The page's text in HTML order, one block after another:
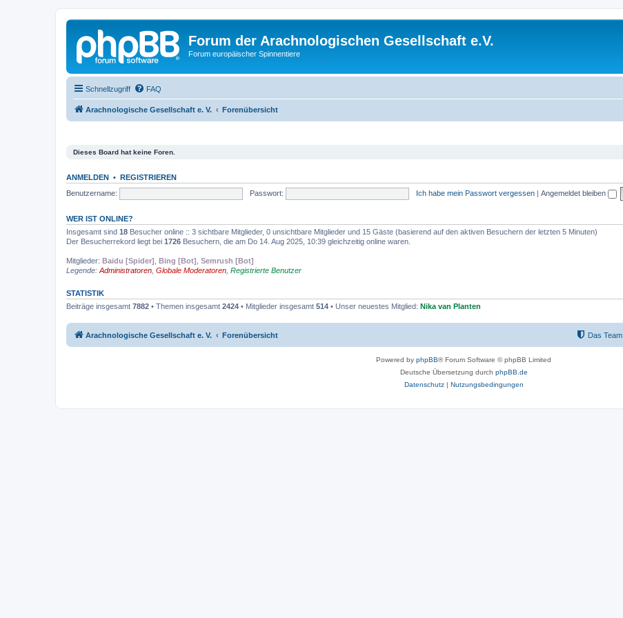
Forum der Arachnologischen Gesellschaft e.V.
Forum europäischer Spinnentiere
Schnellzugriff FAQ
Arachnologische Gesellschaft e. V. Forenübersicht
Dieses Board hat keine Foren.
ANMELDEN • REGISTRIEREN
Benutzername:
Passwort: Ich habe mein Passwort vergessen | Angemeldet bleiben
WER IST ONLINE?
Insgesamt sind 18 Besucher online :: 3 sichtbare Mitglieder, 0 unsichtbare Mitglieder und 15 Gäste (basierend auf den aktiven Besuchern der letzten 5 Minuten)
Der Besucherrekord liegt bei 1726 Besuchern, die am Do 14. Aug 2025, 10:39 gleichzeitig online waren.
Mitglieder: Baidu [Spider] Bing [Bot] Semrush [Bot]
Legende: Administratoren Globale Moderatoren Registrierte Benutzer
STATISTIK
Beiträge insgesamt 7882 • Themen insgesamt 2424 • Mitglieder insgesamt 514 • Unser neuestes Mitglied: Nika van Planten
Arachnologische Gesellschaft e. V. Forenübersicht Das Team
Powered by phpBB® Forum Software © phpBB Limited
Deutsche Übersetzung durch phpBB.de
Datenschutz| Nutzungsbedingungen